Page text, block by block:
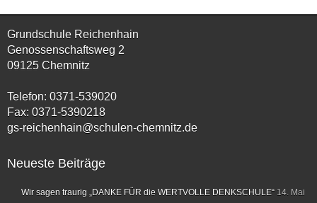
Grundschule Reichenhain
Genossenschaftsweg 2
09125 Chemnitz
Telefon: 0371-539020
Fax: 0371-5390218
gs-reichenhain@schulen-chemnitz.de
Neueste Beiträge
Wir sagen traurig „DANKE FÜR die WERTVOLLE DENKSCHULE“ 14. Mai